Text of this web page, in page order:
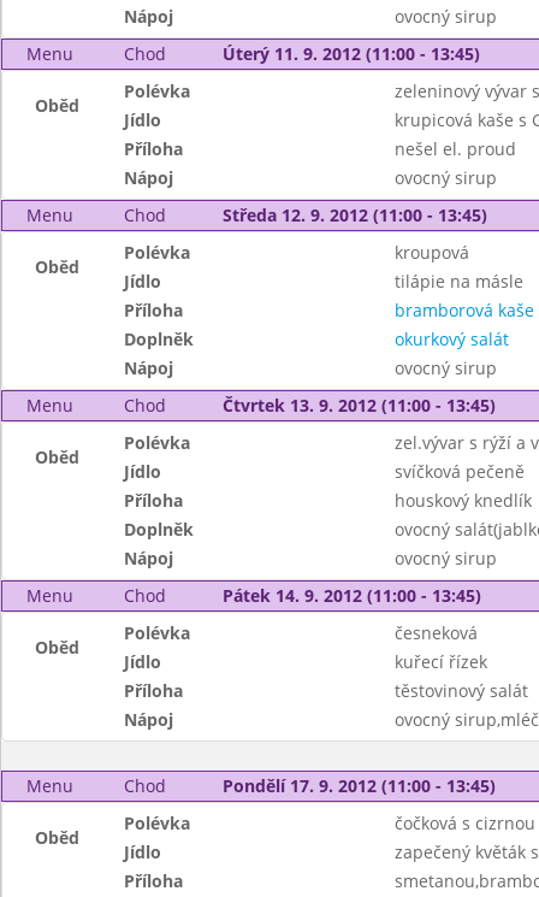
Nápoj
ovocný sirup
Menu
Chod Úterý 11. 9. 2012 (11:00 - 13:45)
Oběd
Polévka
zeleninový vývar
Jídlo
krupicová kaše s
Příloha
nešel el. proud
Nápoj
ovocný sirup
Menu
Chod Středa 12. 9. 2012 (11:00 - 13:45)
Oběd
Polévka
kroupová
Jídlo
tilápie na másle
Příloha
bramborová kaše
Doplněk
okurkový salát
Nápoj
ovocný sirup
Menu
Chod Čtvrtek 13. 9. 2012 (11:00 - 13:45)
Oběd
Polévka
zel.vývar s rýží a
Jídlo
svíčková pečeně
Příloha
houskový knedlík
Doplněk
ovocný
Nápoj
ovocný sirup
Menu
Chod Pátek 14. 9. 2012 (11:00 - 13:45)
Oběd
Polévka
česneková
Jídlo
kuřecí řízek
Příloha
těstovinový salát
Nápoj
ovocný
Menu Chod Pondělí 17. 9. 2012 (11:00 - 13:45)
Oběd
Polévka
čočková s cizrnou
Jídlo
zapečený květák
Příloha